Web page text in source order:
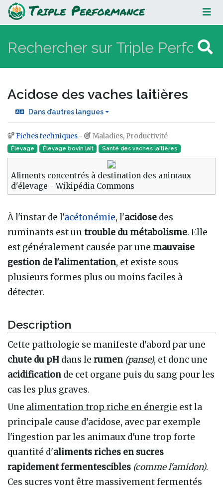
Acidose des vaches laitières
Acidose des vaches laitières
Dans d’autres langues
Aller à :navigation,rechercher
Fiches techniques - Maladies, Productivité
Élevage Élevage bovin lait Santé des vaches laitières
Aliments concentrés à destination des animaux
d'élevage - Wikipédia Commons
À l'instar de l'acétonémie, l'acidose des
ruminants est untrouble du métabolisme. Elle
est généralement causée par une mauvaise
gestion de l'alimentation, et existe sous
plusieurs formes plus ou moins faciles à
détecter.
Description
Cette pathologie se manifeste d'abord par une
chute du pH dans le rumen (panse), et donc une
acidification de cet organe puis du sang pour les
cas les plus graves.
Une alimentation trop riche en énergie est la
principale cause d'acidose, avec par exemple
l'ingestion par les animaux d'une trop forte
quantité d'aliments riches en sucres
rapidement fermentescibles (comme l'amidon).
Ces sucres vont être massivement fermentés